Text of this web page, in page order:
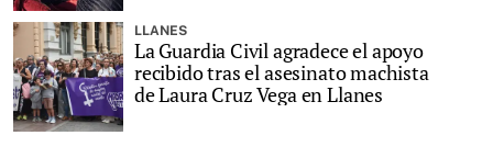
LLANES
La Guardia Civil agradece el apoyo
recibido tras el asesinato machista
de Laura Cruz Vega en Llanes